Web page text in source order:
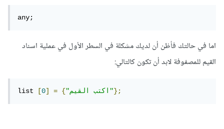
any;
اما في حالتك فأظن أن لديك مشكلة في السطر الأول في عملية اسناد
القيم للمصفوفة لابد أن تكون كالتالي:
list [0] = { "اكتب القيم"};